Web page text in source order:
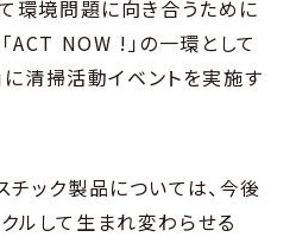
て環境問題に向き合うために
ACT NOW !」の一環として
清掃活動イベントを実施す
チック製品については、今後
ルして生まれ変わらせる